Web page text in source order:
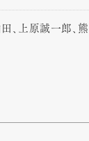
、上原誠一郎、